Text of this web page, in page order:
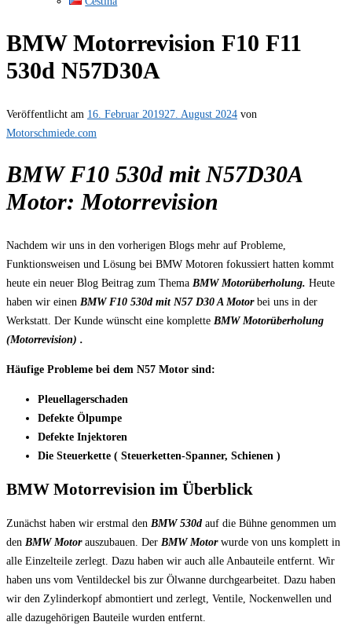
BMW Motorrevision F10 F11
530d N57D30A
Veröffentlicht am 16. Februar 201927. August 2024 von
Motorschmiede.com
BMW F10 530d mit N57D30A
Motor: Motorrevision
Nachdem wir uns in den vorherigen Blogs mehr auf Probleme,
Funktionsweisen und Lösung bei BMW Motoren fokussiert hatten kommt
heute ein neuer Blog Beitrag zum Thema BMW Motorüberholung. Heute
haben wir einen BMW F10 530d mit N57 D30 A Motorbei uns in der
Werkstatt. Der Kunde wünscht eine komplette BMW Motorüberholung
(Motorrevision) .
Häufige Probleme bei dem N57 Motor sind:
Pleuellagerschaden
Defekte Ölpumpe
Defekte Injektoren
Die Steuerkette ( Steuerketten-Spanner, Schienen )
BMW Motorrevision im Überblick
Zunächst haben wir erstmal den BMW 530d auf die Bühne genommen um
den BMW Motorauszubauen. Der BMW Motorwurde von uns komplett in
alle Einzelteile zerlegt. Dazu haben wir auch alle Anbauteile entfernt. Wir
haben uns vom Ventildeckel bis zur Ölwanne durchgearbeitet. Dazu haben
wir den Zylinderkopf abmontiert und zerlegt, Ventile, Nockenwellen und
alle dazugehörigen Bauteile wurden entfernt.